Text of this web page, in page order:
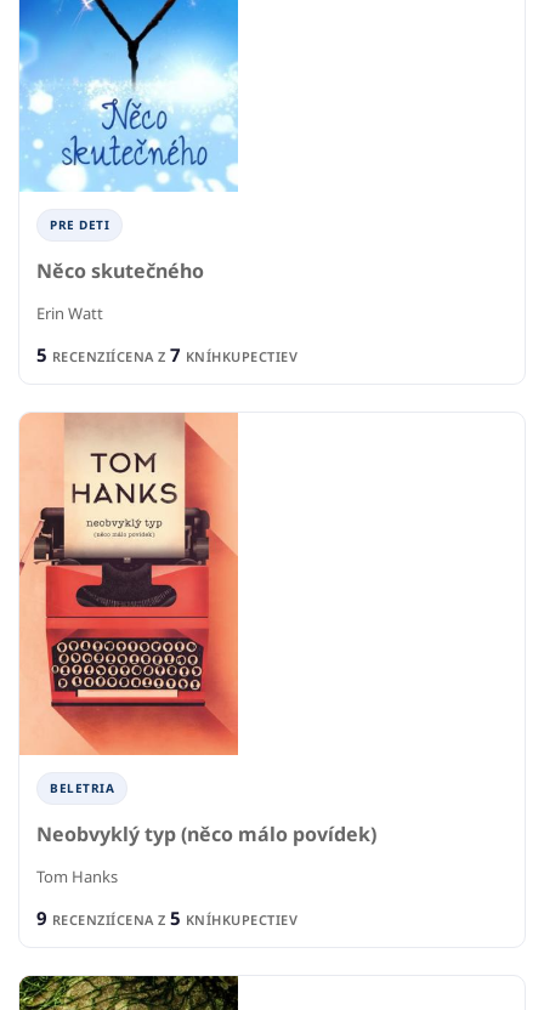
PRE DETI
Něco skutečného
Erin Watt
5 RECENZIÍCENA Z 7 KNÍHKUPECTIEV
BELETRIA
Neobvyklý typ (něco málo povídek)
Tom Hanks
9 RECENZIÍCENA Z 5 KNÍHKUPECTIEV